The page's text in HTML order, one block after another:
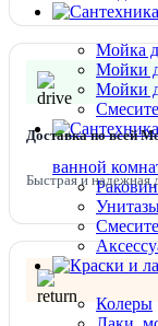
Мойка
Мойки
Мойки
ванной
Колеры
Доставка по всей
Быстрая и надежная